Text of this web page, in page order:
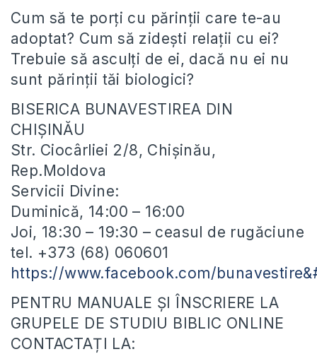
Cum să te porți cu părinții care te-au
adoptat? Cum să zidești relații cu ei?
Trebuie să asculți de ei, dacă nu ei nu
sunt părinții tăi biologici?
BISERICA BUNAVESTIREA DIN
CHIȘINĂU
Str. Ciocârliei 2/8, Chișinău,
Rep.Moldova
Servicii Divine:
Duminică, 14:00 – 16:00
Joi, 18:30 – 19:30 – ceasul de rugăciune
tel. +373 (68) 060601
https://www.facebook.com/
PENTRU MANUALE ȘI ÎNSCRIERE LA
GRUPELE DE STUDIU BIBLIC ONLINE
CONTACTAȚI LA: